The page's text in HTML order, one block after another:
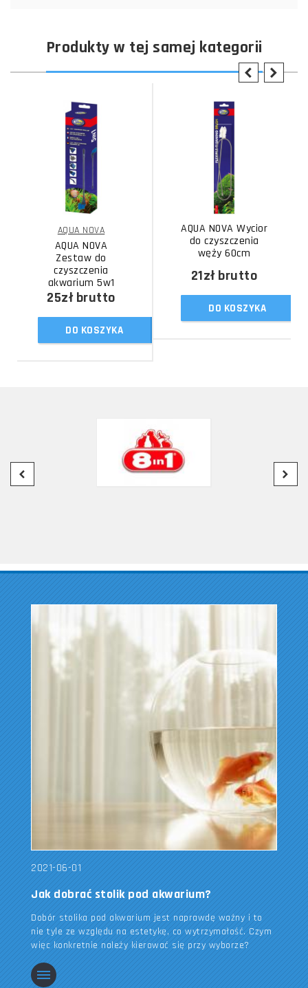
Produkty w tej samej kategorii
AQUA NOVA
AQUA NOVA
Zestaw do
czyszczenia
akwarium 5w1
25złbrutto
DO KOSZYKA
AQUA NOVA Wycior
do czyszczenia
węży 60cm
21złbrutto
DO KOSZYKA
2021-06-01
Jak dobrać stolik pod akwarium?
Dobór stolika pod akwarium jest naprawdę ważny i to
nie tyle ze względu na estetykę, co wytrzymałość. Czym
więc konkretnie należy kierować się przy wyborze?